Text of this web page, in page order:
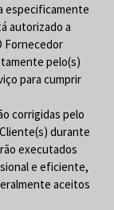
especificamente
autorizado a
Fornecedor
pelo(s)
para cumprir
corrigidas pelo
durante
executados
e eficiente,
aceitos